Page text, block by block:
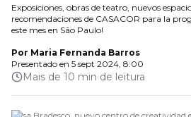
Exposiciones, obras de teatro, nuevos
recomendaciones de CASACOR para la
este mes en São Paulo!
Por Maria Fernanda Barros
Presentado en 5 sept 2024, 8:00
Mais de 10 min de leitura